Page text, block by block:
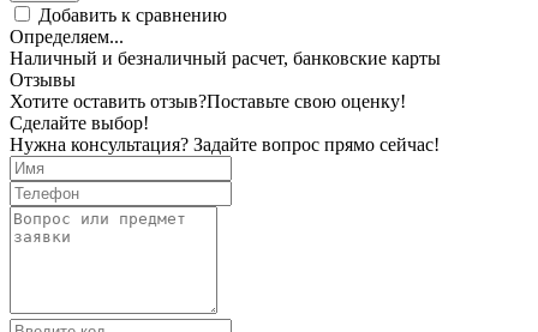
Добавить к сравнению
Определяем...
Наличный и безналичный расчет, банковские карты
Отзывы
Хотите оставить отзыв?Поставьте свою оценку!
Сделайте выбор!
Нужна консультация? Задайте вопрос прямо сейчас!